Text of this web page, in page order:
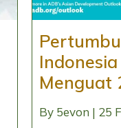
Menguat
By 5evon | 25